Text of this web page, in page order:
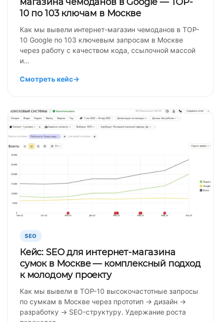
10 по 103 ключам в Москве
Как мы вывели интернет-магазин чемоданов в TOP-
10 Google по 103 ключевым запросам в Москве
через работу с качеством кода, ссылочной массой
и…
Смотреть кейс→
SEO
Кейс: SEO для интернет-магазина
сумок в Москве — комплексный подход
к молодому проекту
Как мы вывели в TOP-10 высокочастотные запросы
по сумкам в Москве через прототип → дизайн →
разработку → SEO-структуру. Удержание роста